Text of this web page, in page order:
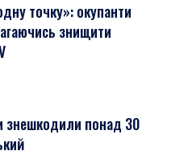
точку»: окупанти
знищити
знешкодили понад 30